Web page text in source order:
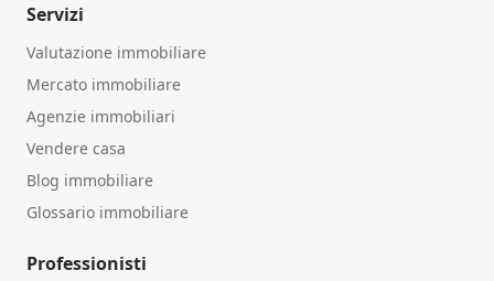
Servizi
Valutazione immobiliare
Mercato immobiliare
Agenzie immobiliari
Vendere casa
Blog immobiliare
Glossario immobiliare
Professionisti